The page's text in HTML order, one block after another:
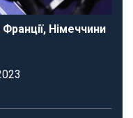
Німеччини